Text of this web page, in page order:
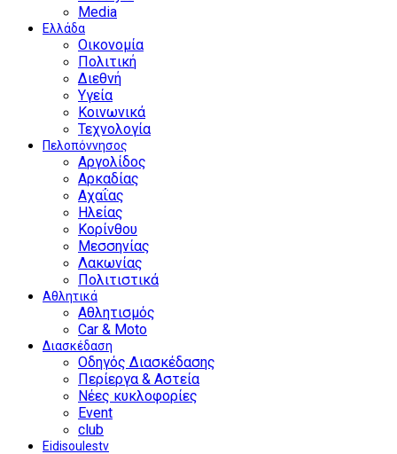
Media
Ελλάδα
Οικονομία
Πολιτική
Διεθνή
Υγεία
Κοινωνικά
Τεχνολογία
Πελοπόννησος
Αργολίδος
Αρκαδίας
Αχαΐας
Ηλείας
Κορίνθου
Μεσσηνίας
Λακωνίας
Πολιτιστικά
Αθλητικά
Αθλητισμός
Car & Moto
Διασκέδαση
Οδηγός Διασκέδασης
Περίεργα & Αστεία
Νέες κυκλοφορίες
Event
club
Eidisoulestv